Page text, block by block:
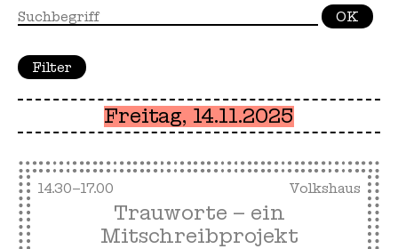
OK
Filter schliessen
Freitag, 14.11.2025
14.30–17.00 Volkshaus
Trauworte – ein
Mitschreibprojekt